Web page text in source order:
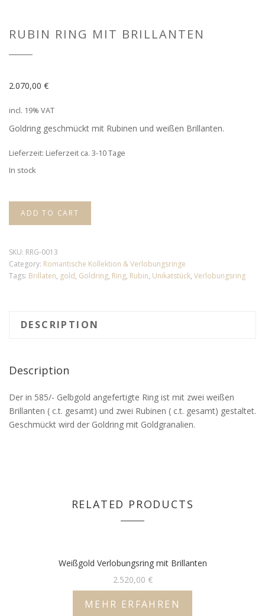
RUBIN RING MIT BRILLANTEN
2.070,00 €
incl. 19% VAT
Goldring geschmückt mit Rubinen und weißen Brillanten.
Lieferzeit: Lieferzeit ca. 3-10 Tage
In stock
ADD TO CART
SKU: RRG-0013
Category: Romantische Kollektion & Verlobungsringe
Tags: Brillaten, gold, Goldring, Ring, Rubin, Unikatstück, Verlobungsring
DESCRIPTION
Description
Der in 585/- Gelbgold angefertigte Ring ist mit zwei weißen
Brillanten ( c.t. gesamt) und zwei Rubinen ( c.t. gesamt) gestaltet.
Geschmückt wird der Goldring mit Goldgranalien.
RELATED PRODUCTS
Weißgold Verlobungsring mit Brillanten
2.520,00 €
MEHR ERFAHREN